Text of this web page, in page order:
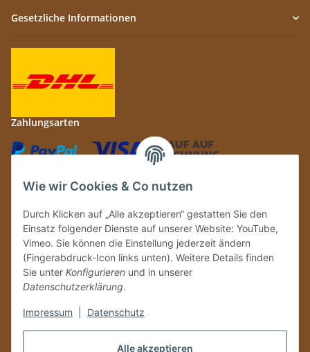
Alle akzeptieren
Wie wir Cookies & Co nutzen
Durch Klicken auf „Alle akzeptieren“ gestatten Sie den
Einsatz folgender Dienste auf unserer Website: YouTube,
Vimeo. Sie können die Einstellung jederzeit ändern
(Fingerabdruck-Icon links unten). Weitere Details finden
Sie unter Konfigurieren und in unserer
Datenschutzerklärung.
Impressum Datenschutz
Gesetzliche Informationen
Zahlungsarten
Auf Nummer sicher
Ein Partnershop der